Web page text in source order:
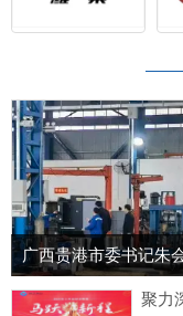
广西贵港市委书记朱